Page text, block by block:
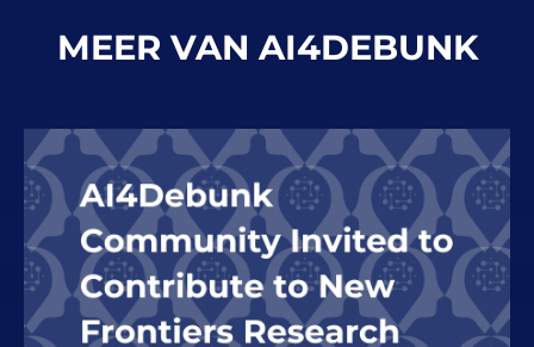
MEER VAN AI4DEBUNK